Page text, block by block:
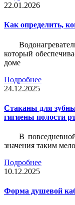
22.01.2026
Как определить,
который
доме
Подробнее
24.12.2025
Стаканы для
гигиены полости
В
значения таким
Подробнее
10.12.2025
Форма душевой